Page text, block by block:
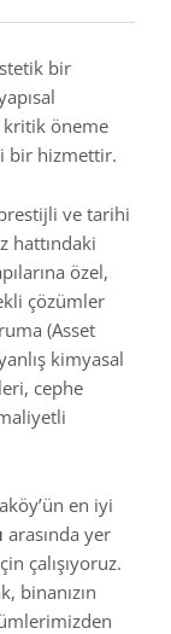
bir
öneme
bir hizmettir.
ve tarihi
hattındaki
özel,
çözümler
(Asset
kimyasal
cephe
en iyi
arasında yer
çalışıyoruz.
binanızın